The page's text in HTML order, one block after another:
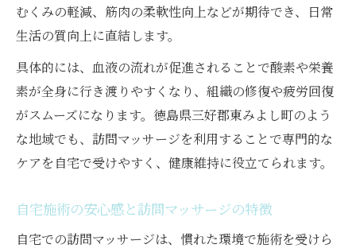
むくみの軽減、筋肉の柔軟性向上などが期待でき、日常
生活の質向上に直結します。
具体的には、血液の流れが促進されることで酸素や栄養
素が全身に行き渡りやすくなり、組織の修復や疲労回復
がスムーズになります。徳島県三好郡東みよし町のよう
な地域でも、訪問マッサージを利用することで専門的な
ケアを自宅で受けやすく、健康維持に役立てられます。
自宅施術の安心感と訪問マッサージの特徴
自宅での訪問マッサージは、慣れた環境で施術を受けら